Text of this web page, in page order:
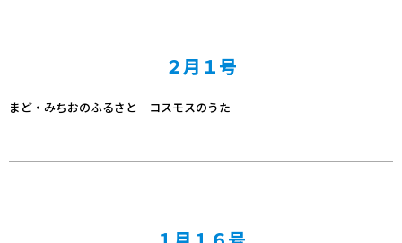
２月１号
まど・みちおのふるさと コスモスのうた